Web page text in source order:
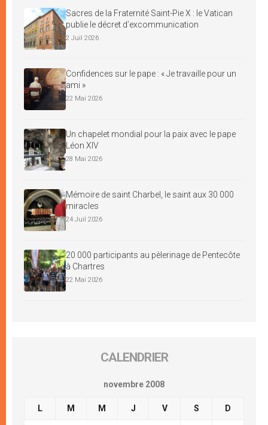
Sacres de la Fraternité Saint-Pie X : le Vatican
publie le décret d’excommunication
2 Juil 2026
Confidences sur le pape : « Je travaille pour un
ami »
22 Mai 2026
Un chapelet mondial pour la paix avec le pape
Léon XIV
28 Mai 2026
Mémoire de saint Charbel, le saint aux 30 000
miracles
24 Juil 2026
20 000 participants au pèlerinage de Pentecôte
à Chartres
22 Mai 2026
CALENDRIER
novembre 2008
L M M J V S D